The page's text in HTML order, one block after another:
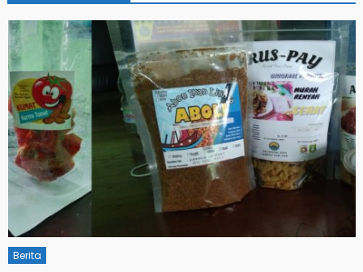
Berita